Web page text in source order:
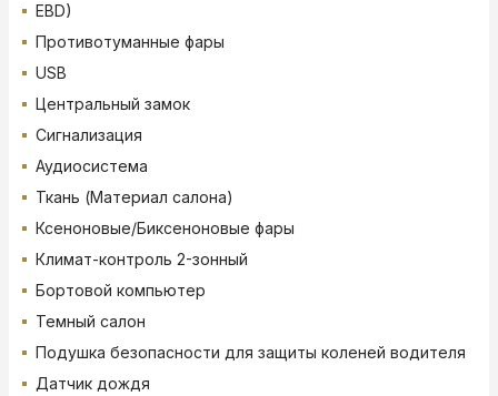
EBD)
Противотуманные фары
USB
Центральный замок
Сигнализация
Аудиосистема
Ткань (Материал салона)
Ксеноновые/Биксеноновые фары
Климат-контроль 2-зонный
Бортовой компьютер
Темный салон
Подушка безопасности для защиты коленей водителя
Датчик дождя